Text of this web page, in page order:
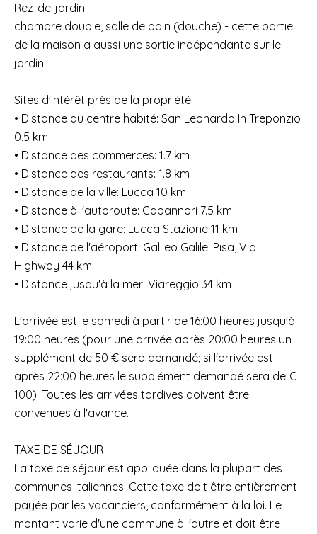
Rez-de-jardin:
chambre double, salle de bain (douche) - cette partie
de la maison a aussi une sortie indépendante sur le
jardin.
Sites d'intérêt près de la propriété:
• Distance du centre habité: San Leonardo In Treponzio
0.5 km
• Distance des commerces: 1.7 km
• Distance des restaurants: 1.8 km
• Distance de la ville: Lucca 10 km
• Distance à l'autoroute: Capannori 7.5 km
• Distance de la gare: Lucca Stazione 11 km
• Distance de l'aéroport: Galileo Galilei Pisa, Via
Highway 44 km
• Distance jusqu'à la mer: Viareggio 34 km
L'arrivée est le samedi à partir de 16:00 heures jusqu'à
19:00 heures (pour une arrivée après 20:00 heures un
supplément de 50 € sera demandé; si l'arrivée est
après 22:00 heures le supplément demandé sera de €
100). Toutes les arrivées tardives doivent être
convenues à l'avance.
TAXE DE SÉJOUR
La taxe de séjour est appliquée dans la plupart des
communes italiennes. Cette taxe doit être entièrement
payée par les vacanciers, conformément à la loi. Le
montant varie d'une commune à l'autre et doit être